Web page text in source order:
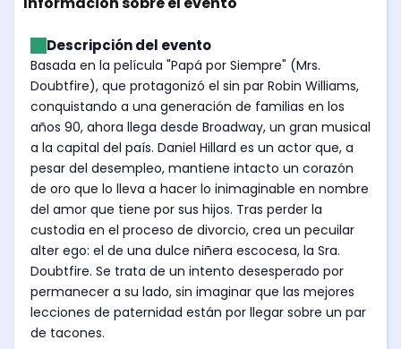
Descripción del evento
Basada en la película "Papá por Siempre" (Mrs.
Doubtfire), que protagonizó el sin par Robin Williams,
conquistando a una generación de familias en los
años 90, ahora llega desde Broadway, un gran musical
a la capital del país. Daniel Hillard es un actor que, a
pesar del desempleo, mantiene intacto un corazón
de oro que lo lleva a hacer lo inimaginable en nombre
del amor que tiene por sus hijos. Tras perder la
custodia en el proceso de divorcio, crea un pecuilar
alter ego: el de una dulce niñera escocesa, la Sra.
Doubtfire. Se trata de un intento desesperado por
permanecer a su lado, sin imaginar que las mejores
lecciones de paternidad están por llegar sobre un par
de tacones.